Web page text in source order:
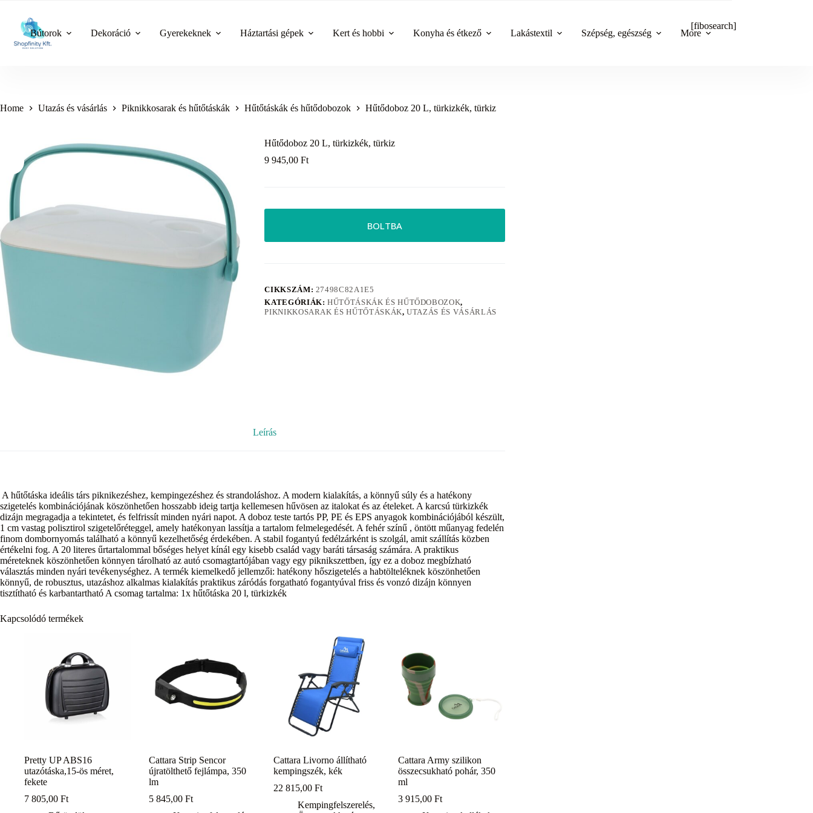
content
Bútorok Dekoráció Gyerekeknek Háztartási gépek Kert és hobbi Konyha és étkező Lakástextil Szépség, egészség More
[fibosearch]
Home Utazás és vásárlás Piknikkosarak és hűtőtáskák Hűtőtáskák és hűtődobozok Hűtődoboz 20 L, türkizkék, türkiz
Hűtődoboz 20 L, türkizkék, türkiz
9 945,00Ft
BOLTBA
CIKKSZÁM: 27498C82A1E5
KATEGÓRIÁK:HŰTŐTÁSKÁK ÉS HŰTŐDOBOZOK,
PIKNIKKOSARAK ÉS HŰTŐTÁSKÁK,UTAZÁS ÉS VÁSÁRLÁS
Leírás
A hűtőtáska ideális társ piknikezéshez, kempingezéshez és strandoláshoz. A modern kialakítás, a könnyű súly és a hatékony
szigetelés kombinációjának köszönhetően hosszabb ideig tartja kellemesen hűvösen az italokat és az ételeket. A karcsú türkizkék
dizájn megragadja a tekintetet, és felfrissít minden nyári napot. A doboz teste tartós PP, PE és EPS anyagok kombinációjából készült,
1 cm vastag polisztirol szigetelőréteggel, amely hatékonyan lassítja a tartalom felmelegedését. A fehér színű , öntött műanyag fedelén
finom dombornyomás található a könnyű kezelhetőség érdekében. A stabil fogantyú fedélzárként is szolgál, amit szállítás közben
értékelni fog. A 20 literes űrtartalommal bőséges helyet kínál egy kisebb család vagy baráti társaság számára. A praktikus
méreteknek köszönhetően könnyen tárolható az autó csomagtartójában vagy egy piknikszettben, így ez a doboz megbízható
választás minden nyári tevékenységhez. A termék kiemelkedő jellemzői: hatékony hőszigetelés a habtölteléknek köszönhetően
könnyű, de robusztus, utazáshoz alkalmas kialakítás praktikus záródás forgatható fogantyúval friss és vonzó dizájn könnyen
tisztítható és karbantartható A csomag tartalma: 1x hűtőtáska 20 l, türkizkék
Kapcsolódó termékek
Pretty UP ABS16
utazótáska,15-ös méret,
fekete
7 805,00 Ft
Cattara Strip Sencor
újratölthető fejlámpa, 350
lm
5 845,00Ft
Cattara Livorno állítható
kempingszék, kék
22 815,00Ft
Kempingfelszerelés,
Cattara Army szilikon
összecsukható pohár, 350
ml
3 915,00Ft